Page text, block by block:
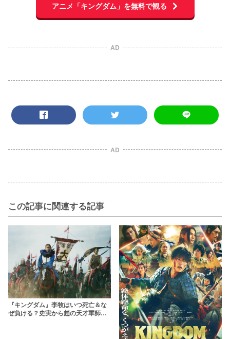
アニメ「キングダム」を無料で観る
AD
AD
この記事に関連する記事
『キングダム』李牧はいつ死亡＆な
ぜ負ける？史実から趙の天才軍師の